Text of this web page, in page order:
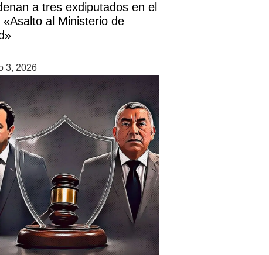
a tres exdiputados en el
«Asalto al Ministerio de
3, 2026